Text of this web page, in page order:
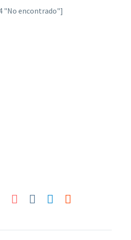
"No encontrado"]